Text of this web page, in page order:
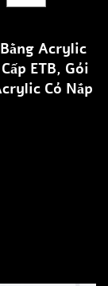
Acrylic
ETB, Gói
Có Nắp